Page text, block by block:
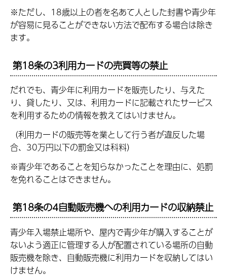
※ただし、18歳以上の者を名あて人とした封書や青少年
が容易に見ることができない方法で配布する場合は除き
ます。
第18条の3利用カードの売買等の禁止
だれでも、青少年に利用カードを販売したり、与えた
り、貸したり、又は、利用カードに記載されたサービス
を利用するための情報を教えてはいけません。
（利用カードの販売等を業として行う者が違反した場
合、30万円以下の罰金又は科料）
※青少年であることを知らなかったことを理由に、処罰
を免れることはできません。
第18条の4自動販売機への利用カードの収納禁止
青少年入場禁止場所や、屋内で青少年が購入することが
ないよう適正に管理する人が配置されている場所の自動
販売機を除き、自動販売機に利用カードを収納してはい
けません。